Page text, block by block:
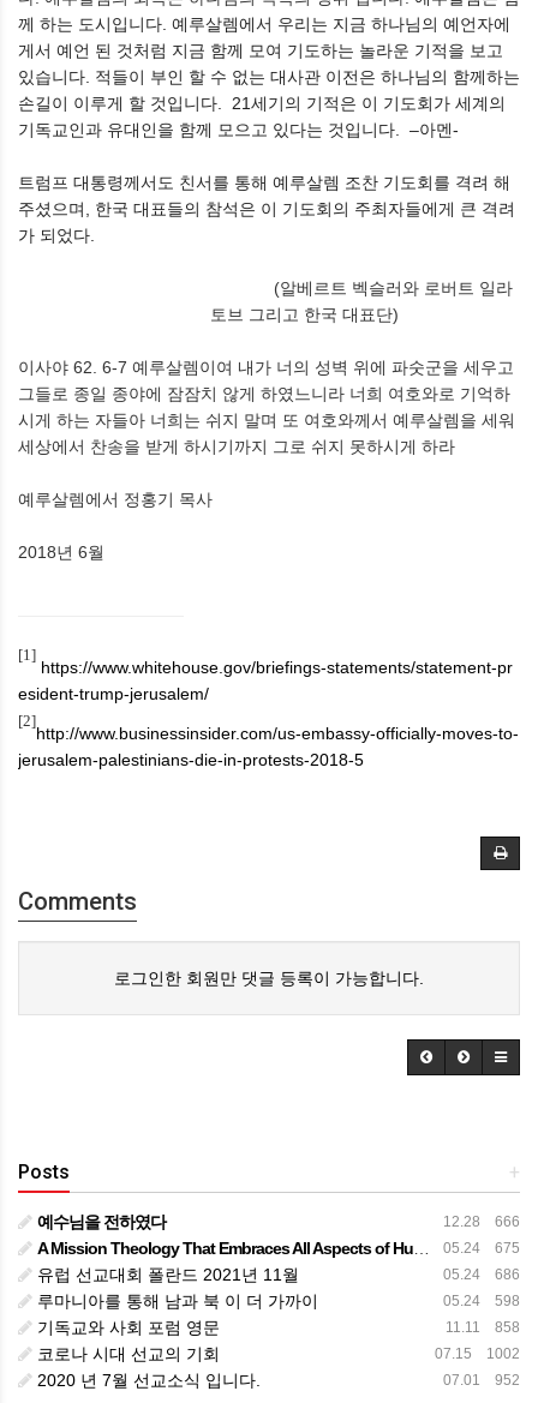
께 하는 도시입니다 예루살렘에서 우리는 지금 하나님의 예언자에
게서 예언 된 것처럼 지금 함께 모여 기도하는 놀라운 기적을 보고
있습니다 적들이 부인 할 수 없는 대사관 이전은 하나님의 함께하는
손길이 이루게 할 것입니다 21세기의 기적은 이 기도회가 세계의
기독교인과 유대인을 함께 모으고 있다는 것입니다 –아멘-
트럼프 대통령께서도 친서를 통해 예루살렘 조찬 기도회를 격려 해
주셨으며
한국 대표들의 참석은 이 기도회의 주최자들에게 큰 격려
가 되었다
(알베르트 벡슬러와 로버트 일라
토브 그리고 한국 대표단)
이사야 62. 6-7 예루살렘이여 내가 너의 성벽 위에 파숫군을 세우고
그들로 종일 종야에 잠잠치 않게 하였느니라 너희 여호와로 기억하
시게 하는 자들아 너희는 쉬지 말며 또 여호와께서 예루살렘을 세워
세상에서 찬송을 받게 하시기까지 그로 쉬지 못하시게 하라
예루살렘에서 정홍기 목사
2018년 6월
[1]
https://www.whitehouse.gov/briefings-statements/statement-pr
esident-trump-jerusalem/
[2]
http://www.businessinsider.com/us-embassy-officially-moves-to-
jerusalem-palestinians-die-in-protests-2018-5
Comments
로그인한 회원만 댓글 등록이 가능합니다.
+
Posts
12.28 666
예수님을 전하였다
05.24 675
A Mission Theology That Embraces All Aspects of Human Life
05.24 686
유럽 선교대회 폴란드 2021년 11월
05.24 598
루마니아를 통해 남과 북 이 더 가까이
11.11 858
기독교와 사회 포럼 영문
07.15 1002
코로나 시대 선교의 기회
07.01 952
2020 년 7월 선교소식 입니다.